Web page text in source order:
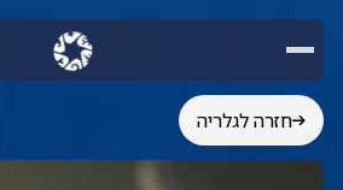
חזרה לגלריה